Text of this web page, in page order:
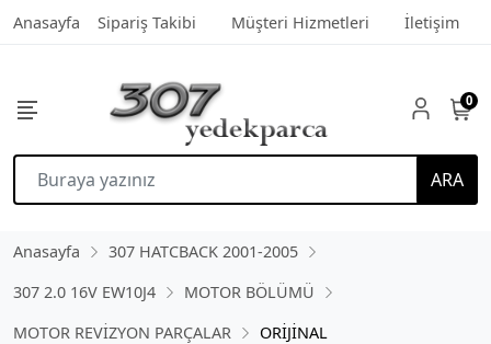
Anasayfa Sipariş Takibi Müşteri Hizmetleri İletişim
ARA
0
Anasayfa
307 HATCBACK 2001-2005
307 2.0 16V EW10J4
MOTOR BÖLÜMÜ
MOTOR REVİZYON PARÇALAR
ORİJİNAL